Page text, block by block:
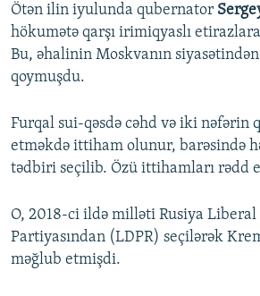
Ötən ilin iyulunda qubernator
hökumətə qarşı irimiqyaslı
Bu, əhalinin Moskvanın siyasətindən
qoymuşdu.
Furqal sui-qəsdə cəhd və iki nəfərin
etməkdə ittiham olunur, barəsində
tədbiri seçilib. Özü ittihamları rədd
O, 2018-ci ildə milləti Rusiya
Partiyasından (LDPR) seçilərək
məğlub etmişdi.